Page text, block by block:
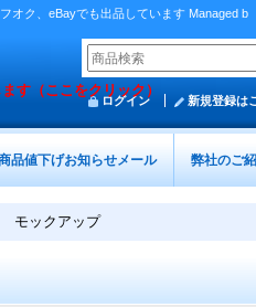
ク、eBayでも出品しています Managed b
す（ここをクリック）
ログイン 新規登録は
品値下げお知らせメール 弊社のご
モックアップ